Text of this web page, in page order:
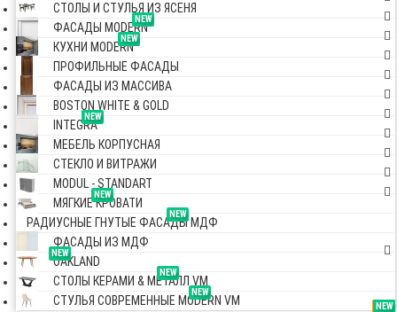
СТОЛЫ И СТУЛЬЯ ИЗ ЯСЕНЯ
NEW
ФАСАДЫ MODERN
NEW
КУХНИ MODERN
ПРОФИЛЬНЫЕ ФАСАДЫ
ФАСАДЫ ИЗ МАССИВА
BOSTON WHITE & GOLD
NEW
INTEGRA
МЕБЕЛЬ КОРПУСНАЯ
СТЕКЛО И ВИТРАЖИ
MODUL - STANDART
NEW
МЯГКИЕ КРОВАТИ
NEW
РАДИУСНЫЕ ГНУТЫЕ ФАСАДЫ МДФ
ФАСАДЫ ИЗ МДФ
NEW
OAKLAND
NEW
СТОЛЫ КЕРАМИ & МЕТАЛЛ VM
NEW
СТУЛЬЯ СОВРЕМЕННЫЕ MODERN VM TOP
NEW
NEW
NEW